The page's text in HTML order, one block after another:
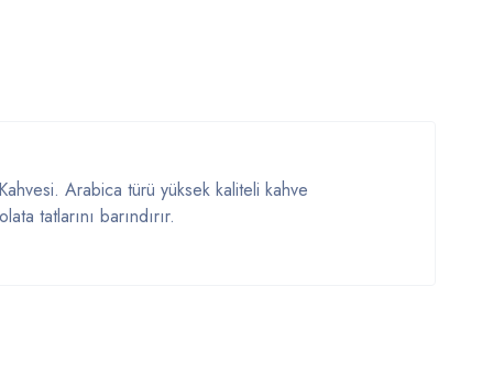
Arabica türü yüksek kaliteli kahve
tatlarını barındırır.